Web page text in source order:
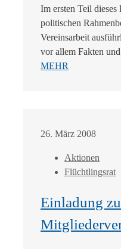
Im ersten Teil
politischen
Vereinsarbeit
vor allem Fakten
MEHR
26. März 2008
Aktionen
Flüchtlingsrat
Einladung